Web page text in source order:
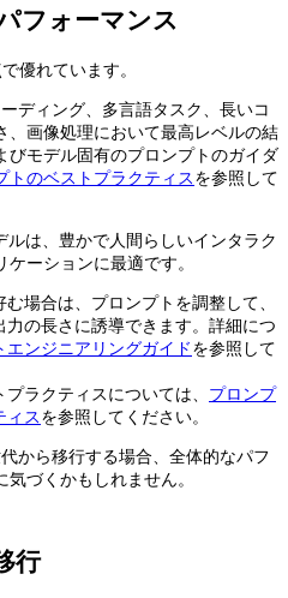
フォーマンス
優れています。
ディング、多言語タスク、長いコ
、画像処理において最高レベルの結
びモデル固有のプロンプトのガイダ
トのベストプラクティスを参照して
は、豊かで人間らしいインタラク
ーションに最適です。
場合は、プロンプトを調整して、
力の長さに誘導できます。詳細につ
エンジニアリングガイドを参照して
ラクティスについては、 プロンプ
ィスを参照してください。
から移行する場合、全体的なパフ
づくかもしれません。
行